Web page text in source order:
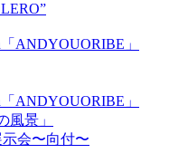
ANDYOUORIBE」
ANDYOUORIBE」
風景」
会〜向付〜